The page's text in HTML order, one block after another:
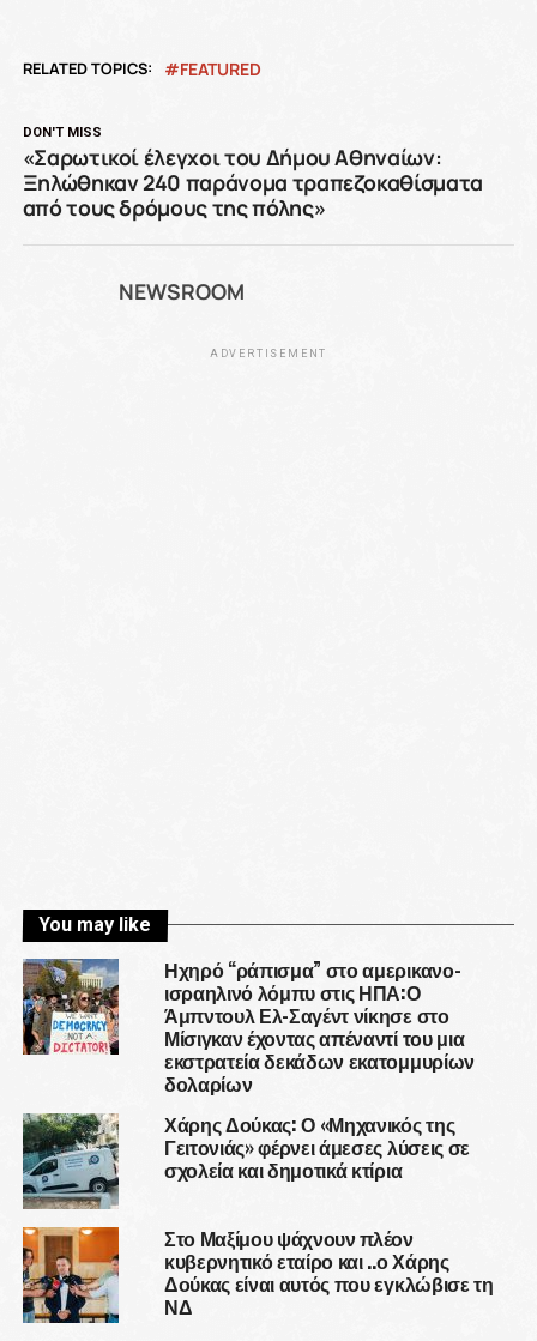
RELATED TOPICS: FEATURED
DON'T MISS
«Σαρωτικοί έλεγχοι του Δήμου Αθηναίων:
Ξηλώθηκαν 240 παράνομα τραπεζοκαθίσματα
από τους δρόμους της πόλης»
NEWSROOM
ADVERTISEMENT
You may like
Ηχηρό “ράπισμα” στο αμερικανο-
ισραηλινό λόμπυ στις ΗΠΑ:Ο
Άμπντουλ Ελ-Σαγέντ νίκησε στο
Μίσιγκαν έχοντας απέναντί του μια
εκστρατεία δεκάδων εκατομμυρίων
δολαρίων
Χάρης Δούκας: Ο «Μηχανικός της
Γειτονιάς» φέρνει άμεσες λύσεις σε
σχολεία και δημοτικά κτίρια
Στο Μαξίμου ψάχνουν πλέον
κυβερνητικό εταίρο και ..ο Χάρης
Δούκας είναι αυτός που εγκλώβισε τη
ΝΔ